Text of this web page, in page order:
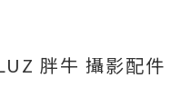
胖牛 攝影配件